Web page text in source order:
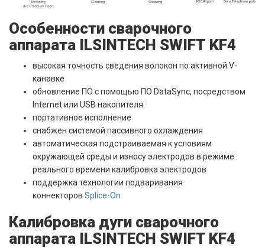
Особенности сварочного
аппарата ILSINTECH SWIFT KF4
высокая точность сведения волокон по активной V-
канавке
обновление ПО с помощью ПО DataSync, посредством
Internet или USB накопителя
портативное исполнение
снабжен системой пассивного охлаждения
автоматическая подстраиваемая к условиям
окружающей среды и износу электродов в режиме
реального времени калибровка электродов
поддержка технологии подваривания
коннекторов Splice-On
Калибровка дуги сварочного
аппарата ILSINTECH SWIFT KF4